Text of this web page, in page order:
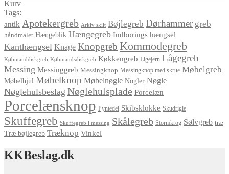
Kurv
Tags:
antik Apotekergreb Arkiv skilt Bøjlegreb Dørhammer greb
håndmalet Hængeblik Hængegreb Indborings hængsel
Kanthængsel Knage Knopgreb Kommodegreb
Købmanddiskgreb Købmandsdiskgreb Køkkengreb Ligejern Lågegreb
Messing Messinggreb Messingknop Messingknop med skrue Møbelgreb
Møbelhjul Møbelknop Møbelnøgle Nogler Nøgle
Nøglehulsbeslag Nøglehulsplade Porcelæn
Porcelænsknop Pyntedel Skibsklokke Skudrigle
Skuffegreb Skuffegreb i messing Skålegreb Stormkrog Sølvgreb træ
Træ bøjlegreb Træknop Vinkel
KKBeslag.dk